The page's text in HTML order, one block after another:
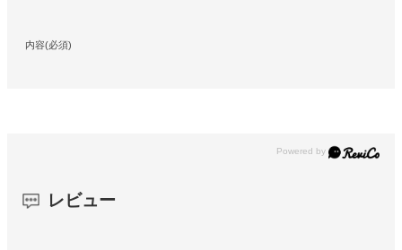
内容(必須)
レビュー